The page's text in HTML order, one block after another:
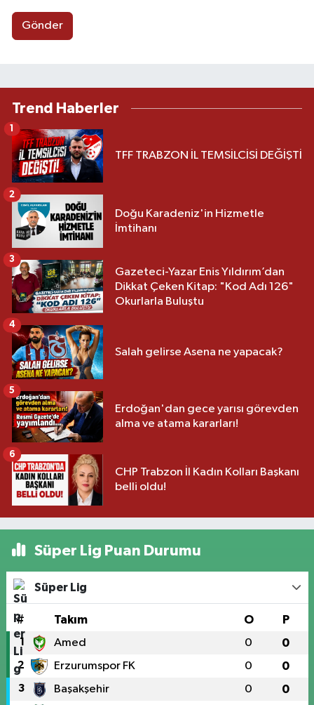
Gönder
Trend Haberler
TFF TRABZON İL TEMSİLCİSİ DEĞİŞTİ
1
Doğu Karadeniz'in Hizmetle
İmtihanı
2
Gazeteci-Yazar Enis Yıldırım’dan
Dikkat Çeken Kitap: "Kod Adı 126"
Okurlarla Buluştu
3
Salah gelirse Asena ne yapacak?
4
Erdoğan'dan gece yarısı görevden
alma ve atama kararları!
5
CHP Trabzon İl Kadın Kolları Başkanı
belli oldu!
6
Süper Lig Puan Durumu
Süper Lig
# Takım O P
1 Amed 0 0
2 Erzurumspor FK 0 0
3 Başakşehir 0 0